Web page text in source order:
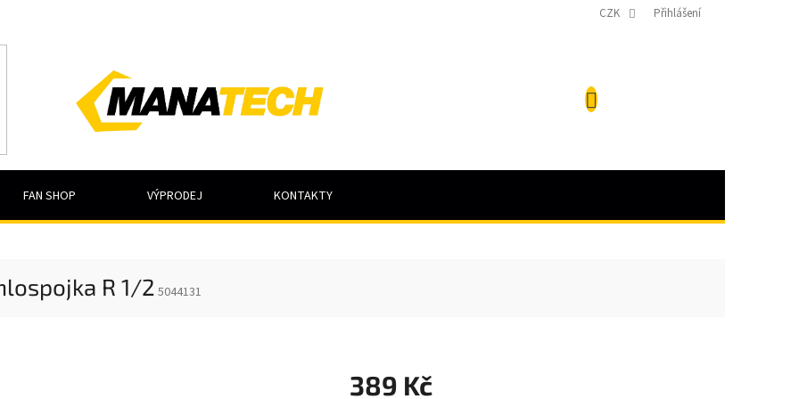
CZK Přihlášení
FAN SHOP VÝPRODEJ KONTAKTY
R 1/25044131
389 Kč